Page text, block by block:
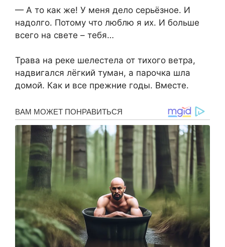
— А то как же! У меня дело серьёзное. И
надолго. Потому что люблю я их. И больше
всего на свете – тебя…
Трава на реке шелестела от тихого ветра,
надвигался лёгкий туман, а парочка шла
домой. Как и все прежние годы. Вместе.